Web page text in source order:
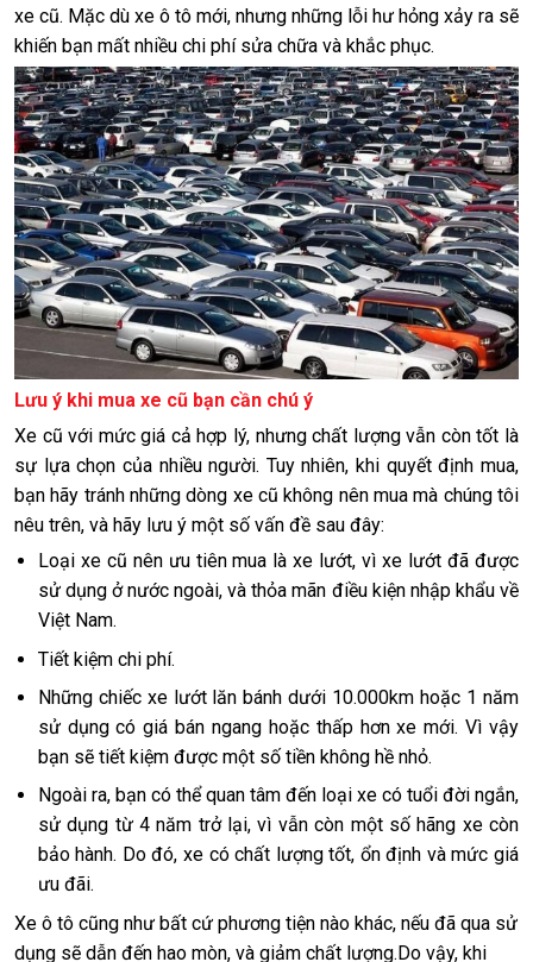
xe cũ. Mặc dù xe ô tô mới, nhưng những lỗi hư hỏng xảy ra sẽ
khiến bạn mất nhiều chi phí sửa chữa và khắc phục.
Lưu ý khi mua xe cũ bạn cần chú ý
Xe cũ với mức giá cả hợp lý, nhưng chất lượng vẫn còn tốt là
sự lựa chọn của nhiều người. Tuy nhiên, khi quyết định mua,
bạn hãy tránh những dòng xe cũ không nên mua mà chúng tôi
nêu trên, và hãy lưu ý một số vấn đề sau đây:
Loại xe cũ nên ưu tiên mua là xe lướt, vì xe lướt đã được
sử dụng ở nước ngoài, và thỏa mãn điều kiện nhập khẩu về
Việt Nam.
Tiết kiệm chi phí.
Những chiếc xe lướt lăn bánh dưới 10.000km hoặc 1 năm
sử dụng có giá bán ngang hoặc thấp hơn xe mới. Vì vậy
bạn sẽ tiết kiệm được một số tiền không hề nhỏ.
Ngoài ra, bạn có thể quan tâm đến loại xe có tuổi đời ngắn,
sử dụng từ 4 năm trở lại, vì vẫn còn một số hãng xe còn
bảo hành. Do đó, xe có chất lượng tốt, ổn định và mức giá
ưu đãi.
Xe ô tô cũng như bất cứ phương tiện nào khác, nếu đã qua sử
dụng sẽ dẫn đến hao mòn, và giảm chất lượng.Do vậy, khi